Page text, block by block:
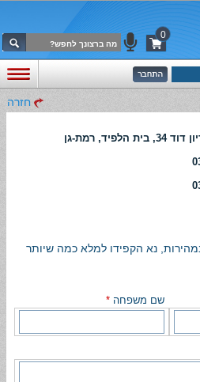
0
חזרה
הלפיד, רמת-גן
נא הקפידו למלא כמה שיותר
שם משפחה *